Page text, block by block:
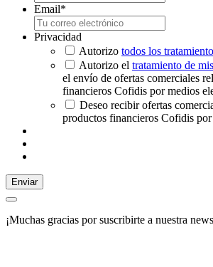
Email*
Privacidad
Autorizo todos los
Autorizo el tratamiento de
el envío de ofertas comerciales
financieros Cofidis por medios
Deseo recibir ofertas
productos financieros Cofidis
Enviar
¡Muchas gracias por suscribirte a nuestra